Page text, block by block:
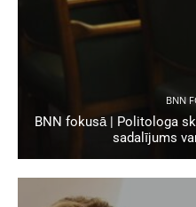
BNN
BNN fokusā | Politologa
sadalījums